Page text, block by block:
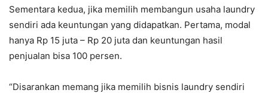
Sementara kedua, jika memilih membangun usaha laundry
sendiri ada keuntungan yang didapatkan. Pertama, modal
hanya Rp 15 juta – Rp 20 juta dan keuntungan hasil
penjualan bisa 100 persen.
“Disarankan memang jika memilih bisnis laundry sendiri